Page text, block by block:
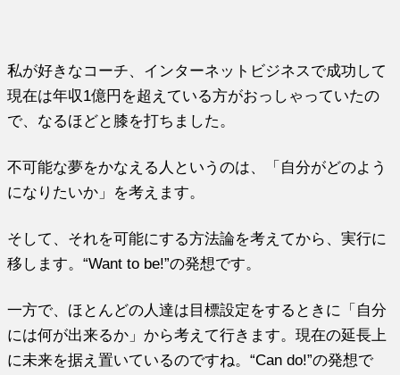
私が好きなコーチ、 インターネットビジネスで成功して
現在は年収1億円を超えている方がおっしゃっていたの
で、なるほどと膝を打ちました。
不可能な夢をかなえる人というのは、「 自分がどのよう
になりたいか」を考えます。
そして、それを可能にする方法論を考えてから、実行に
移します。“Want to be!”の発想です。
一方で、ほとんどの人達は目標設定をするときに「 自分
には何が出来るか」から考えて行きます。現在の延長上
に未来を据え置いているのですね。“Can do!”の発想で